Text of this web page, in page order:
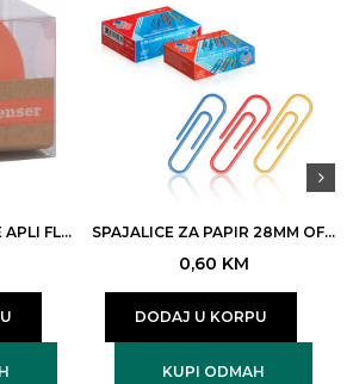
DRZAC ZA SPAJALICE APLI FLUOR COLLECTION ORANGE ART.18429 SPAJALICE ZA PAPIR 28MM OFFISHOP ART.OF002 100/1 (10/500)
0,60 KM
DODAJ U KORPU
KUPI ODMAH